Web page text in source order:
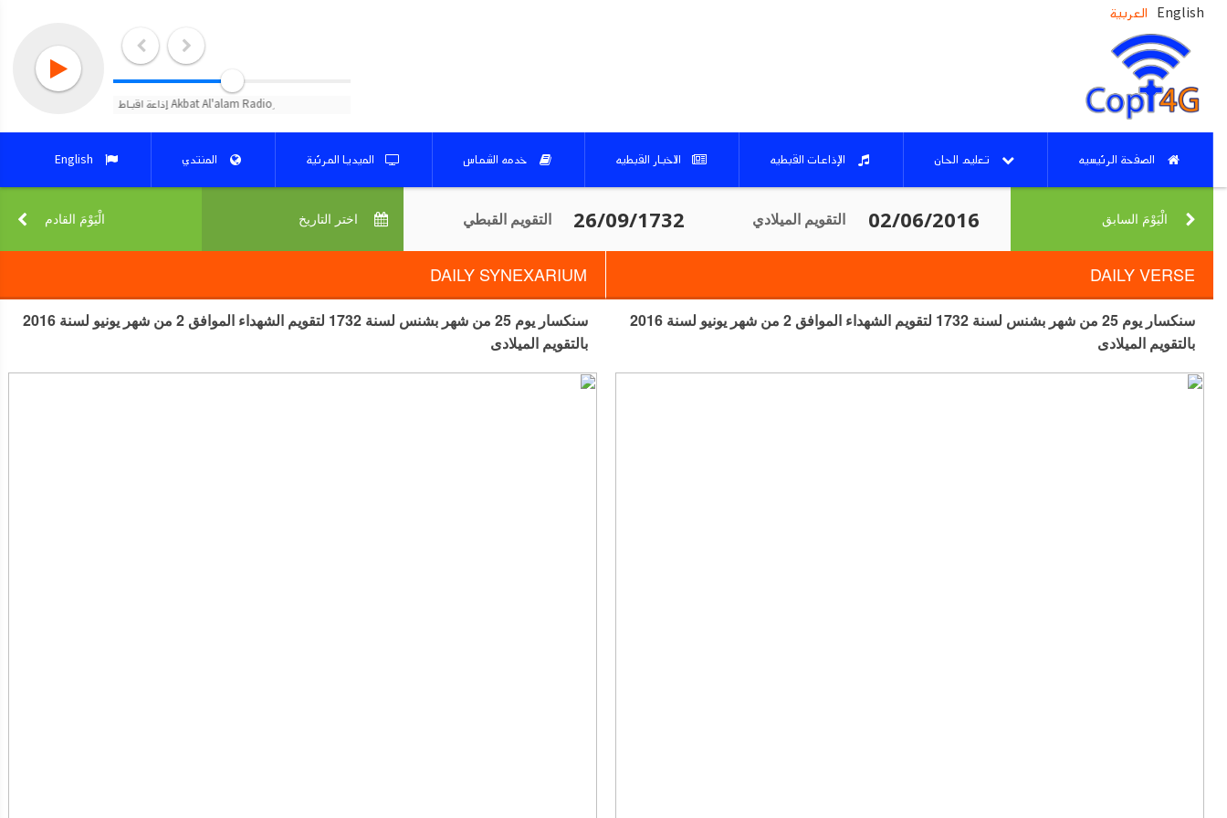
English العربية
ِAkbat Al'alam Radio إذاعة اقباط العالم
الصفحة الرئيسيه تعليم الحان الإذاعات القبطيه الاخبار القبطيه خدمه الشماس الميديا المرئية المنتدي English
الْيَوْمَ السابق‎ التقويم القبطي‎ التقويم الميلادي الْيَوْمَ القادم‎ اختر التاريخ‎
DAILY VERSE
سنكسار يوم 25 من شهر بشنس لسنة 1732 لتقويم الشهداء الموافق 2 من شهر يونيو لسنة 2016
بالتقويم الميلادى
DAILY SYNEXARIUM
سنكسار يوم 25 من شهر بشنس لسنة 1732 لتقويم الشهداء الموافق 2 من شهر يونيو لسنة 2016
بالتقويم الميلادى